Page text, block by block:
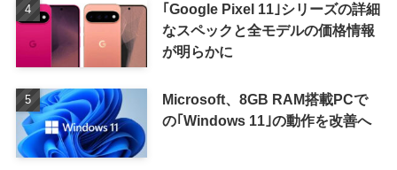
｢Google Pixel 11｣シリーズの詳細
なスペックと全モデルの価格情報
が明らかに
Microsoft、8GB RAM搭載PCで
の｢Windows 11｣の動作を改善へ